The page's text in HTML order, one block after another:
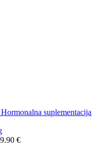
Hormonalna suplementacija
€